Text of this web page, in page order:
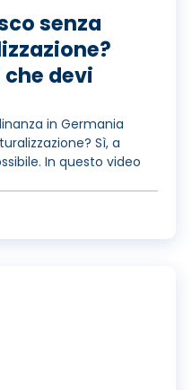
r
o
d
u
senza
che devi
in Germania
Sì, a
In questo video